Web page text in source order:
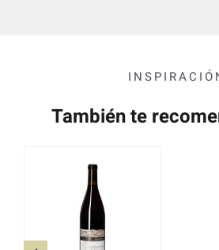
También te